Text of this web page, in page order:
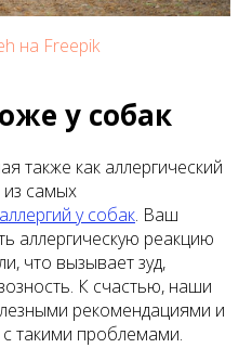
на Freepik
у собак
также как аллергический
из самых
аллергий у собак. Ваш
аллергическую реакцию
что вызывает зуд,
К счастью, наши
рекомендациями и
такими проблемами.